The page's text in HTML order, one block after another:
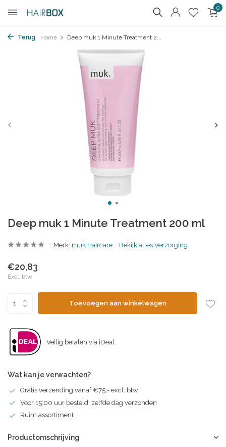
0
Terug Home Deep muk 1 Minute Treatment 2...
Deep muk 1 Minute Treatment 200 ml
Merk: muk Haircare Bekijk alles Verzorging
€20,83
Excl. btw
Toevoegen aan winkelwagen
Veilig betalen via iDeal
Wat kan je verwachten?
Gratis verzending vanaf €75,- excl. btw
Voor 15:00 uur besteld, zelfde dag verzonden
Ruim assortiment
Productomschrijving